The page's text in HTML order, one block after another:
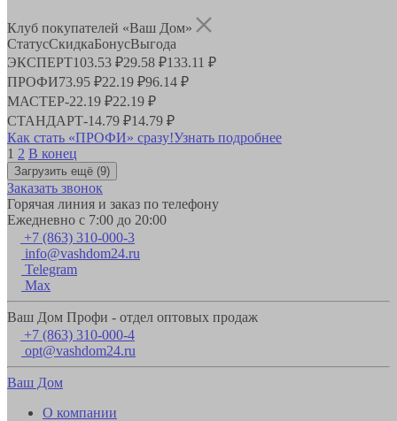
Клуб покупателей «Ваш Дом»
СтатусСкидкаБонусВыгода
ЭКСПЕРТ103.53 ₽29.58 ₽133.11 ₽
ПРОФИ73.95 ₽22.19 ₽96.14 ₽
МАСТЕР-22.19 ₽22.19 ₽
СТАНДАРТ-14.79 ₽14.79 ₽
Как стать «ПРОФИ» сразу!Узнать подробнее
1 2 В конец
Загрузить ещё (9)
Заказать звонок
Горячая линия и заказ по телефону
Ежедневно с 7:00 до 20:00
+7 (863) 310-000-3
info@vashdom24.ru
Telegram
Max
Ваш Дом Профи - отдел оптовых продаж
+7 (863) 310-000-4
opt@vashdom24.ru
Ваш Дом
О компании